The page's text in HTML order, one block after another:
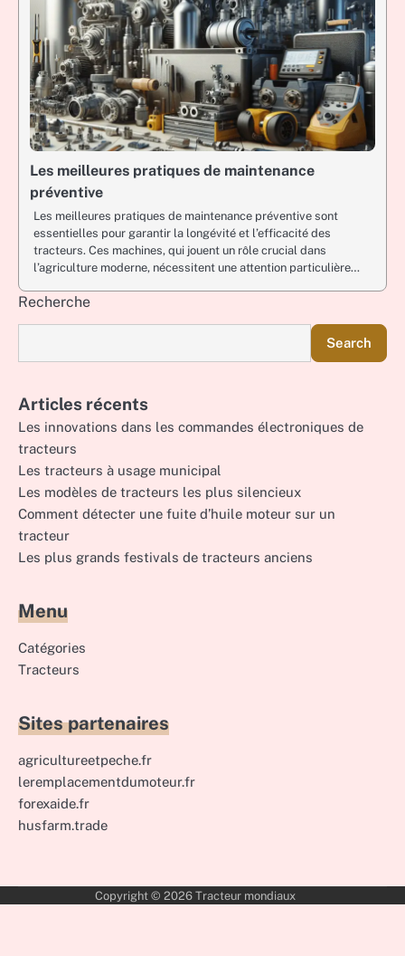
Les meilleures pratiques de maintenance
préventive
Les meilleures pratiques de maintenance préventive sont
essentielles pour garantir la longévité et l’efficacité des
tracteurs. Ces machines, qui jouent un rôle crucial dans
l’agriculture moderne, nécessitent une attention particulière…
Recherche
Search
Articles récents
Les innovations dans les commandes électroniques de
tracteurs
Les tracteurs à usage municipal
Les modèles de tracteurs les plus silencieux
Comment détecter une fuite d’huile moteur sur un
tracteur
Les plus grands festivals de tracteurs anciens
Menu
Catégories
Tracteurs
Sites partenaires
agricultureetpeche.fr
leremplacementdumoteur.fr
forexaide.fr
husfarm.trade
Copyright © 2026 Tracteur mondiaux